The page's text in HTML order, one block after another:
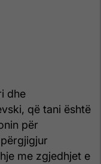
dhe
që tani është
për
me zgjedhjet e